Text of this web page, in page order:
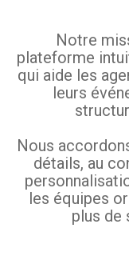
Notre
plateforme
qui aide les
leurs
Nous
détails, au
les équipes
plus de